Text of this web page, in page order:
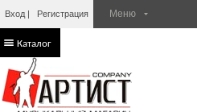
Вход Регистрация
Каталог